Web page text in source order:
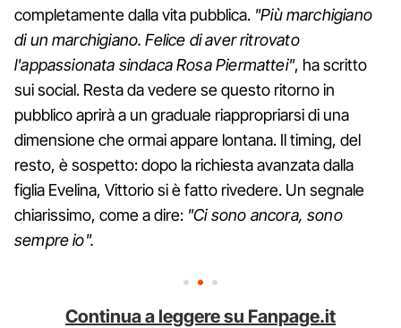
completamente dalla vita pubblica. "Più marchigiano
di un marchigiano. Felice di aver ritrovato
l'appassionata sindaca Rosa Piermattei", ha scritto
sui social. Resta da vedere se questo ritorno in
pubblico aprirà a un graduale riappropriarsi di una
dimensione che ormai appare lontana. Il timing, del
resto, è sospetto: dopo la richiesta avanzata dalla
figlia Evelina, Vittorio si è fatto rivedere. Un segnale
chiarissimo, come a dire: "Ci sono ancora, sono
sempre io".
Continua a leggere su Fanpage.it